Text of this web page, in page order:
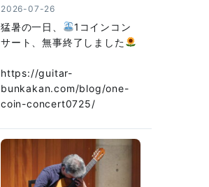
2026-07-26
猛暑の一日、
1コインコン
サート、無事終了しました
https://guitar-
bunkakan.com/blog/one-
coin-concert0725/